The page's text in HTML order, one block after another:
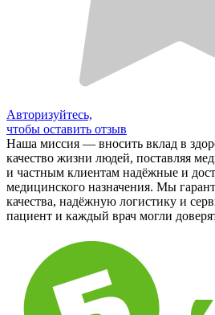
Авторизуйтесь,
чтобы оставить отзыв
Наша миссия — вносить вклад в
качество жизни людей, поставляя
и частным клиентам надёжные и
медицинского назначения. Мы
качества, надёжную логистику и
пациент и каждый врач могли